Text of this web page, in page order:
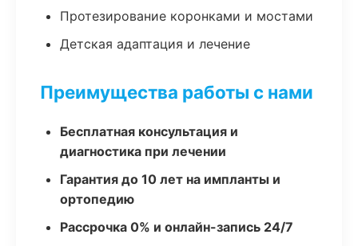
Протезирование коронками и мостами
Детская адаптация и лечение
Преимущества работы с нами
Бесплатная консультация и
диагностика при лечении
Гарантия до 10 лет на импланты и
ортопедию
Рассрочка 0% и онлайн-запись 24/7